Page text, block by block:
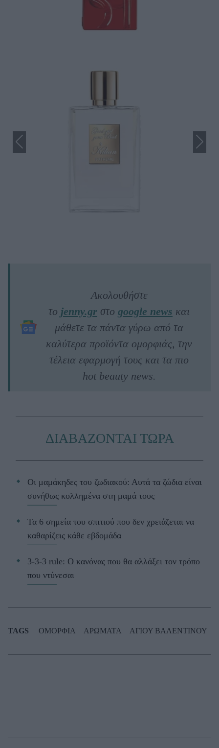
Ακολουθήστε
το jenny.gr στο google news και
μάθετε τα πάντα γύρω από τα
καλύτερα προϊόντα ομορφιάς, την
τέλεια εφαρμογή τους και τα πιο
hot beauty news.
ΔΙΑΒΑΖΟΝΤΑΙ ΤΩΡΑ
Οι μαμάκηδες του ζωδιακού: Αυτά τα ζώδια είναι
συνήθως κολλημένα στη μαμά τους
Τα 6 σημεία του σπιτιού που δεν χρειάζεται να
καθαρίζεις κάθε εβδομάδα
3-3-3 rule: Ο κανόνας που θα αλλάξει τον τρόπο
που ντύνεσαι
TAGS ΟΜΟΡΦΙΑ ΑΡΩΜΑΤΑ ΑΓΙΟΥ ΒΑΛΕΝΤΙΝΟΥ